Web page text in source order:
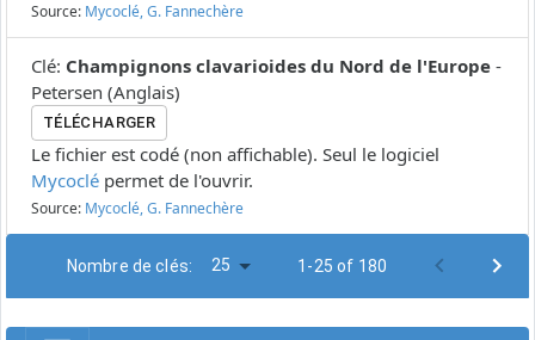
Source: Mycoclé, G. Fannechère
Clé: Champignons clavarioides du Nord de l'Europe -
Petersen (Anglais)
TÉLÉCHARGER
Le fichier est codé (non affichable). Seul le logiciel
Mycoclé permet de l'ouvrir.
Source: Mycoclé, G. Fannechère
Nombre de clés: 25 1-25 of 180